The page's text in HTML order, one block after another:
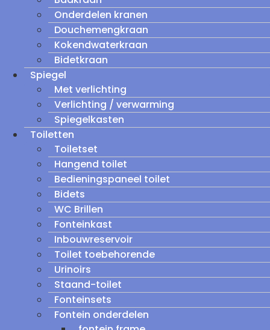
Onderdelen kranen
Douchemengkraan
Kokendwaterkraan
Bidetkraan
Spiegel
Met verlichting
Verlichting / verwarming
Spiegelkasten
Toiletten
Toiletset
Hangend toilet
Bedieningspaneel toilet
Bidets
WC Brillen
Fonteinkast
Inbouwreservoir
Toilet toebehorende
Urinoirs
Staand-toilet
Fonteinsets
Fontein onderdelen